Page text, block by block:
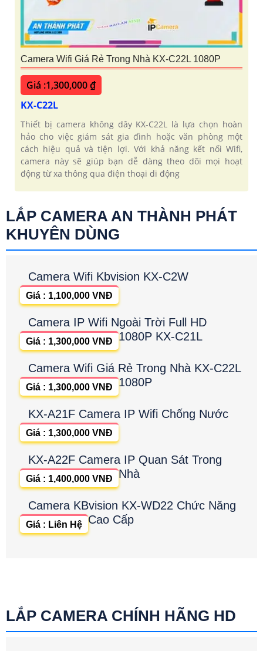
Camera Wifi Giá Rẻ Trong Nhà KX-C22L 1080P
Giá :1,300,000 ₫
KX-C22L
Thiết bị camera không dây KX-C22L là lựa chọn hoàn
hảo cho việc giám sát gia đình hoặc văn phòng một
cách hiệu quả và tiện lợi. Với khả năng kết nối Wifi,
camera này sẽ giúp bạn dễ dàng theo dõi mọi hoạt
động từ xa thông qua điện thoại di động
LẮP CAMERA AN THÀNH PHÁT
KHUYÊN DÙNG
Camera Wifi Kbvision KX-C2W
Giá : 1,100,000 VNĐ
Camera IP Wifi Ngoài Trời Full HD
1080P KX-C21L
Giá : 1,300,000 VNĐ
Camera Wifi Giá Rẻ Trong Nhà KX-C22L
1080P
Giá : 1,300,000 VNĐ
KX-A21F Camera IP Wifi Chống Nước
Giá : 1,300,000 VNĐ
KX-A22F Camera IP Quan Sát Trong
Nhà
Giá : 1,400,000 VNĐ
Camera KBvision KX-WD22 Chức Năng
Cao Cấp
Giá : Liên Hệ
LẮP CAMERA CHÍNH HÃNG HD